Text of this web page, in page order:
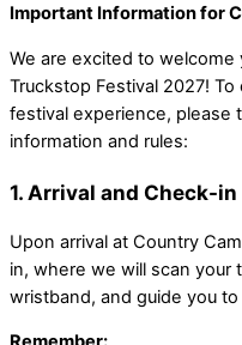
Important Information for
We are excited to welcome
Truckstop Festival 2027!
festival experience, please
information and rules:
1.Arrival and Check-in
Upon arrival at Country
in, where we will scan your
wristband, and guide you